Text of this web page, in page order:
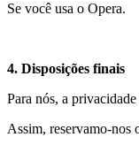
Se você usa o Opera.
4. Disposições finais
Para nós, a
Assim, reservamo-nos